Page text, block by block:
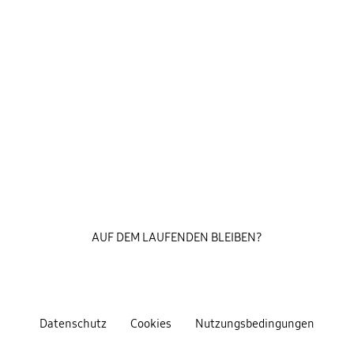
Datenschutz Cookies Nutzungsbedingungen
AUF DEM LAUFENDEN BLEIBEN?